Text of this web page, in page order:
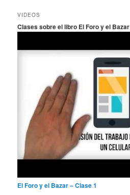
c
r
VIDEOS
Clases sobre el libro El Foro y el Bazar
El Foro y el Bazar – Clase 1